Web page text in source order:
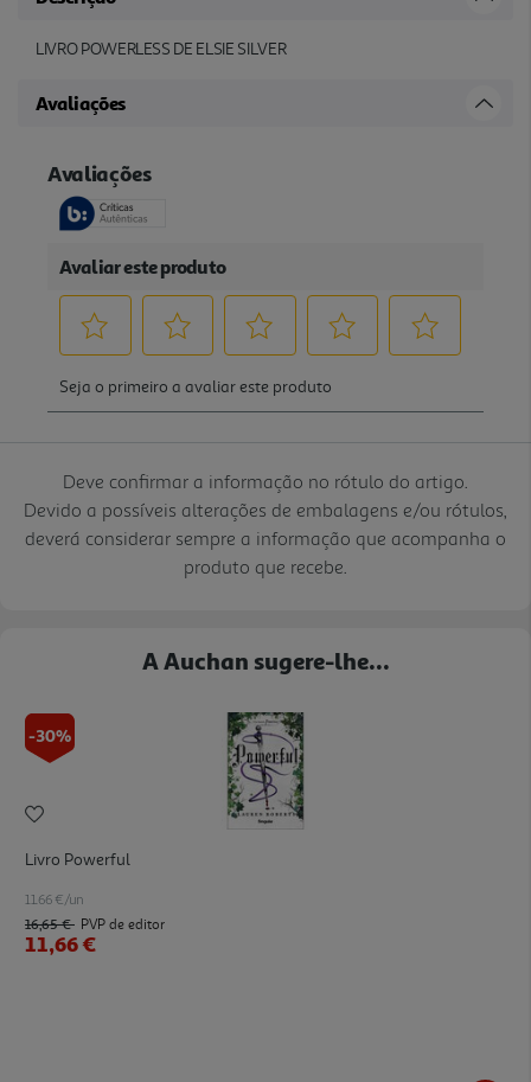
LIVRO POWERLESS DE ELSIE SILVER
Avaliações
Deve confirmar a informação no rótulo do artigo.
Devido a possíveis alterações de embalagens e/ou rótulos,
deverá considerar sempre a informação que acompanha o
produto que recebe.
A Auchan sugere-lhe...
-30%
Livro Powerful
11.66 €/un
16,65 € PVP de editor
11,66 €